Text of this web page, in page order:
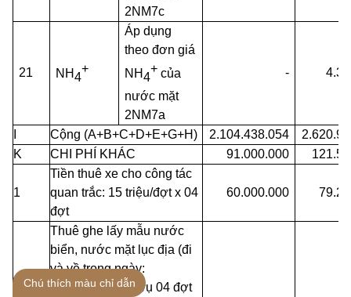
2NM7c
21 NH4
+
Áp dụng
theo đơn giá
NH4
+ của
nước mặt
2NM7a
-
Cộng (A+B+C+D+E+G+H) 2.104.438.054
K
CHI PHÍ KHÁC 91.000.000
1
Tiền thuê xe cho công tác
quan trắc: 15 triệu/đợt x 04
đợt
60.000.000
Thuê ghe lấy mẫu nước
biển, nước mặt lục địa (đi
và về trong ngày:
- Ghe lớn: phục vụ 04 đợt
Chú thích màu chỉ dẫn